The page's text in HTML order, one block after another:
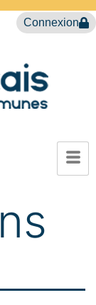
Connexion